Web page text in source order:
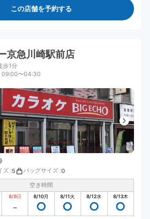
この店舗を予約する
京急川崎駅前店
歩1分
09:00〜04:30
ズ :5 バッグサイズ :0
空き時間
8/9日 8/10月 8/11火 8/12水 8/13木